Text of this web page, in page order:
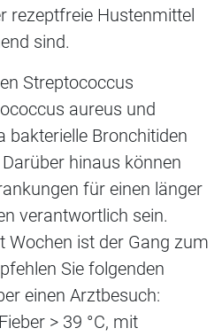
rezeptfreie Hustenmittel
sind.
Streptococcus
aureus und
bakterielle Bronchitiden
hinaus können
für einen länger
verantwortlich sein.
Wochen ist der Gang zum
Sie folgenden
einen Arztbesuch:
> 39 °C, mit